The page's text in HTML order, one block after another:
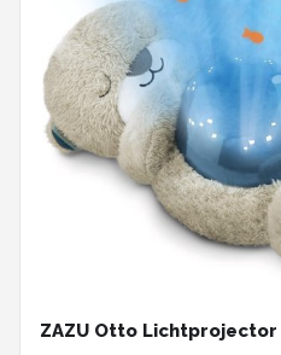
ZAZU Otto Lichtprojector